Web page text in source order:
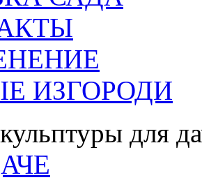
ИЗГОРОДИ
для